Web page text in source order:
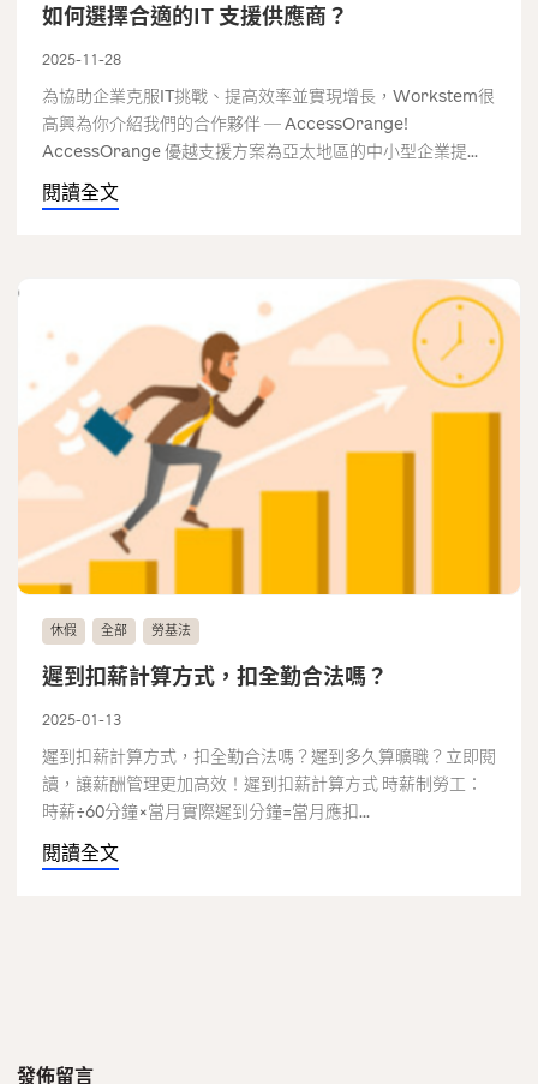
如何選擇合適的IT 支援供應商？
2025-11-28
為協助企業克服IT挑戰、提高效率並實現增長，Workstem很
高興為你介紹我們的合作夥伴 ─ AccessOrange!
AccessOrange 優越支援方案為亞太地區的中小型企業提...
閱讀全文
休假 全部 勞基法
遲到扣薪計算方式，扣全勤合法嗎？
2025-01-13
遲到扣薪計算方式，扣全勤合法嗎？遲到多久算曠職？立即閱
讀，讓薪酬管理更加高效！遲到扣薪計算方式 時薪制勞工：
時薪÷60分鐘×當月實際遲到分鐘=當月應扣...
閱讀全文
發佈留言